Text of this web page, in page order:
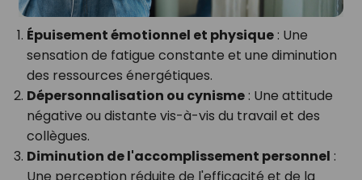
Épuisement émotionnel et physique: Une
sensation de fatigue constante et une diminution
des ressources énergétiques.
Dépersonnalisation ou cynisme: Une attitude
négative ou distante vis-à-vis du travail et des
collègues.
Diminution de l'accomplissement personnel :